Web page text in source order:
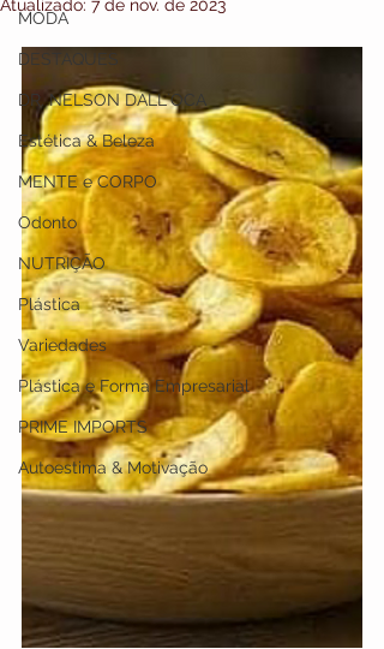
MODA
DESTAQUES
DR. NELSON DALL`OCA
Estética & Beleza
MENTE e CORPO
Odonto
NUTRIÇÃO
Plástica
Variedades
Plástica e Forma Empresarial
PRIME IMPORTS
Autoestima & Motivação
Atualizado: 7 de nov. de 2023